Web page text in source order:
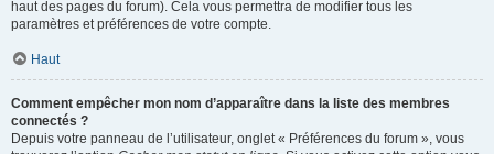
haut des pages du forum). Cela vous permettra de modifier tous les
paramètres et préférences de votre compte.
Haut
Comment empêcher mon nom d’apparaître dans la liste des membres
connectés ?
Depuis votre panneau de l’utilisateur, onglet « Préférences du forum », vous